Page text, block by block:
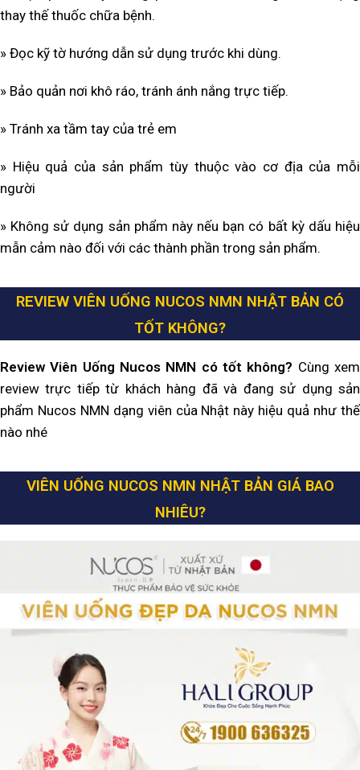
thay thế thuốc chữa bệnh.
» Đọc kỹ tờ hướng dẫn sử dụng trước khi dùng.
» Bảo quản nơi khô ráo, tránh ánh nắng trực tiếp.
» Tránh xa tầm tay của trẻ em
» Hiệu quả của sản phẩm tùy thuộc vào cơ địa của mỗi
người
» Không sử dụng sản phẩm này nếu bạn có bất kỳ dấu hiệu
mẫn cảm nào đối với các thành phần trong sản phẩm.
REVIEW VIÊN UỐNG NUCOS NMN NHẬT BẢN CÓ
TỐT KHÔNG?
Review Viên Uống Nucos NMN có tốt không? Cùng xem
review trực tiếp từ khách hàng đã và đang sử dụng sản
phẩm Nucos NMN dạng viên của Nhật này hiệu quả như thế
nào nhé
VIÊN UỐNG NUCOS NMN NHẬT BẢN GIÁBAO
NHIÊU?